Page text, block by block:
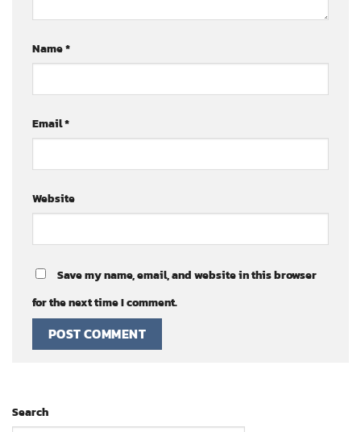
Name*
Email*
Website
Save my name, email, and website in this browser
for the next time I comment.
Search